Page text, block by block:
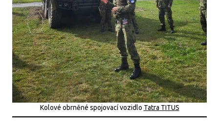
Kolové obrněné spojovací vozidlo Tatra TITUS